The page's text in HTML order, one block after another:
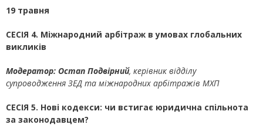
19 травня
СЕСІЯ 4. Міжнародний арбітраж в умовах глобальних
викликів
Модератор: Остап Подвірний, керівник відділу
супроводження ЗЕД та міжнародних арбітражів МХП
СЕСІЯ 5. Нові кодекси: чи встигає юридична спільнота
за законодавцем?